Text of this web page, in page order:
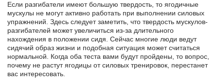
Если разгибатели имеют большую твердость, то ягодичные
мускулы не могут активно работать при выполнении силовых
упражнений. Здесь следует заметить, что твердость мускулов-
разгибателей может увеличиться из-за длительного
нахождения в положении сидя. Сейчас многие люди ведут
сидячий образ жизни и подобная ситуация может считаться
нормальной. Когда оба теста вами будут пройдены, то вопрос,
почему не растут ягодицы от силовых тренировок, перестанет
вас интересовать.